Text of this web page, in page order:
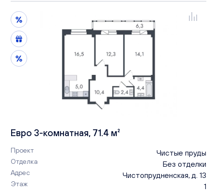
Евро 3-комнатная, 71.4 м²
Проект Чистые пруды
Отделка Без отделки
Адрес Чистопрудненская, д. 13
Этаж 1